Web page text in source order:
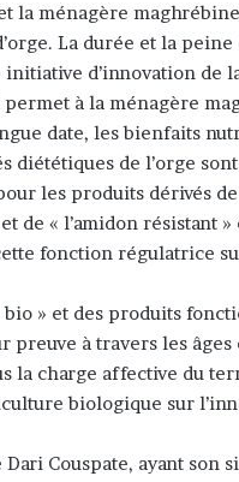
la ménagère
La durée et la
d’innovation de
à la ménagère
date, les bienfaits
diététiques de l’orge
les produits dérivés
de « l’amidon résistant
fonction régulatrice
bio » et des produits
preuve à travers les
la charge affective du
biologique sur
Couspate, ayant son